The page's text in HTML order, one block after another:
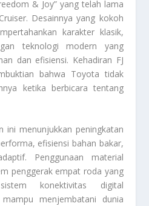
& Joy” yang telah lama
Desainnya yang kokoh
karakter klasik,
teknologi modern yang
dan efisiensi. Kehadiran FJ
bahwa Toyota tidak
ketika berbicara tentang
ini menunjukkan peningkatan
efisiensi bahan bakar,
Penggunaan material
penggerak empat roda yang
konektivitas digital
menjembatani dunia